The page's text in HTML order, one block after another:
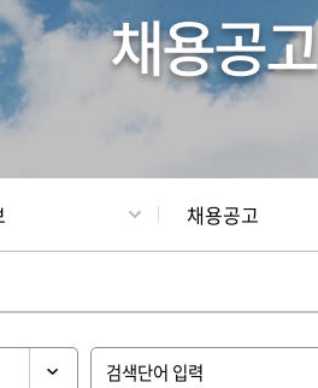
채용공고
채용공고